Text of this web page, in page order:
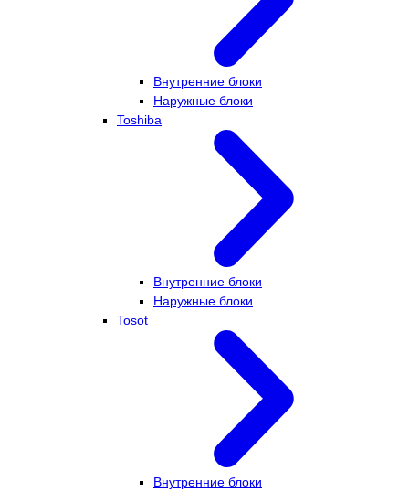
Внутренние блоки
Наружные блоки
Toshiba
Внутренние блоки
Наружные блоки
Tosot
Внутренние блоки